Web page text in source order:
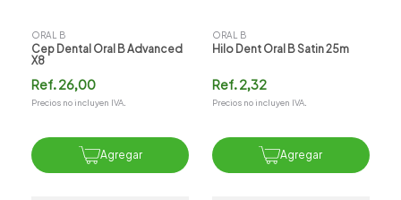
ORAL B
Cep Dental Oral B Advanced
X8
Ref.26,00
Precios no incluyen IVA.
Agregar
ORAL B
Hilo Dent Oral B Satin 25m
Ref.2,32
Precios no incluyen IVA.
Agregar